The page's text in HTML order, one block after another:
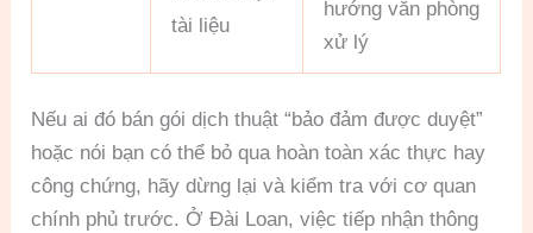
tài liệu
hướng văn phòng
xử lý
Nếu ai đó bán gói dịch thuật “bảo đảm được duyệt”
hoặc nói bạn có thể bỏ qua hoàn toàn xác thực hay
công chứng, hãy dừng lại và kiểm tra với cơ quan
chính phủ trước. Ở Đài Loan, việc tiếp nhận thông